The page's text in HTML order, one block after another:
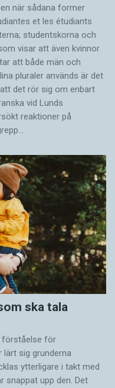
när sådana ­former
et les étudiants
studentskorna och
visar att även kvinnor
att både män och
pluraler används är det
det rör sig om enbart
vid Lunds
reaktioner på
ska tala
förståelse för
lärt sig grunderna
ytterligare i takt med
snappat upp den. Det